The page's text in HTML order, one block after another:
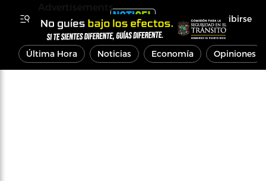
Inscribirse
Última Hora Noticias Economía Opiniones
Advertisements